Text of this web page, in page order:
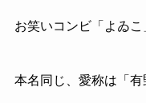
お笑いコンビ「よゐこ
本名同じ、愛称は「有